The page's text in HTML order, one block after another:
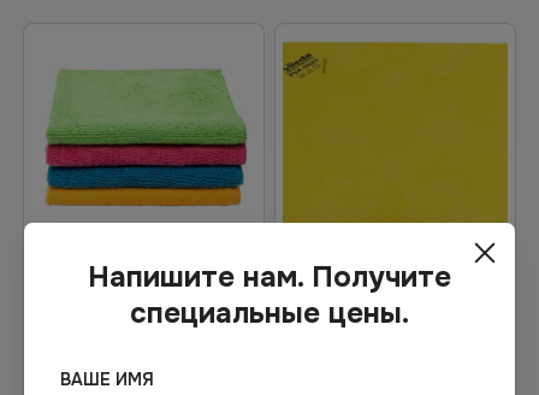
24.64 ₽
В наличии
Салфетка микрофибра
4 261.05₽
13270
Напишите нам. Получите
специальные цены.
ВАШЕ ИМЯ